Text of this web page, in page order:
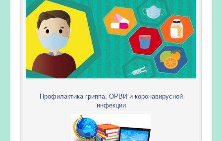
Профилактика гриппа, ОРВИ и коронавирусной
инфекции